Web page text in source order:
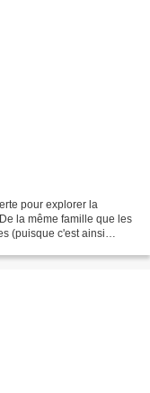
pour explorer la
la même famille que les
(puisque c'est ainsi